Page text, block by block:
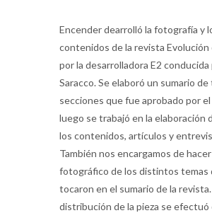
Encender dearrolló la fotografía y
contenidos de la revista Evolución
por la desarrolladora E2
Saracco. Se elaboró un sumario de
secciones que fue aprobado por
luego se trabajó en la elaboración
los contenidos, artículos y
También nos encargamos de
fotográfico de los distintos temas
tocaron en el sumario de la revista.
distribución de la pieza se